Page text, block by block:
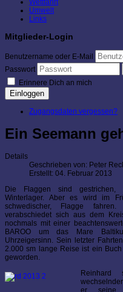
Wettfahrt
Umwelt
Links
Mitglieder-Login
Benutzername oder E-Mail
Passwort
Erinnere Dich an mich
Einloggen
Zugangsdaten vergessen?
Ein Seemann
Details
Geschrieben von: Peter
Erstellt: 04. Februar 2013
Die Flaggen sind
Winterlager. Aber es wird im
schwedischer, Flagge
verabschiedet sich aus dem
nochmals mit einer
BAROO um das Mare
Uhrzeigersinn. Sein letzter
2.000 sm lange Reise ist ein
geworden.
Reinhard